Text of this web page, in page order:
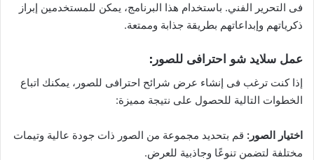
فى التحرير الفني. باستخدام هذا البرنامج، يمكن للمستخدمين إبراز
ذكرياتهم وإبداعاتهم بطريقة جذابة وممتعة.
عمل سلايد شو احترافى للصور:
إذا كنت ترغب فى إنشاء عرض شرائح احترافى للصور، يمكنك اتباع
الخطوات التالية للحصول على نتيجة مميزة:
اختيار الصور: قم بتحديد مجموعة من الصور ذات جودة عالية وتيمات
مختلفة لتضمن تنوعًا وجاذبية للعرض.